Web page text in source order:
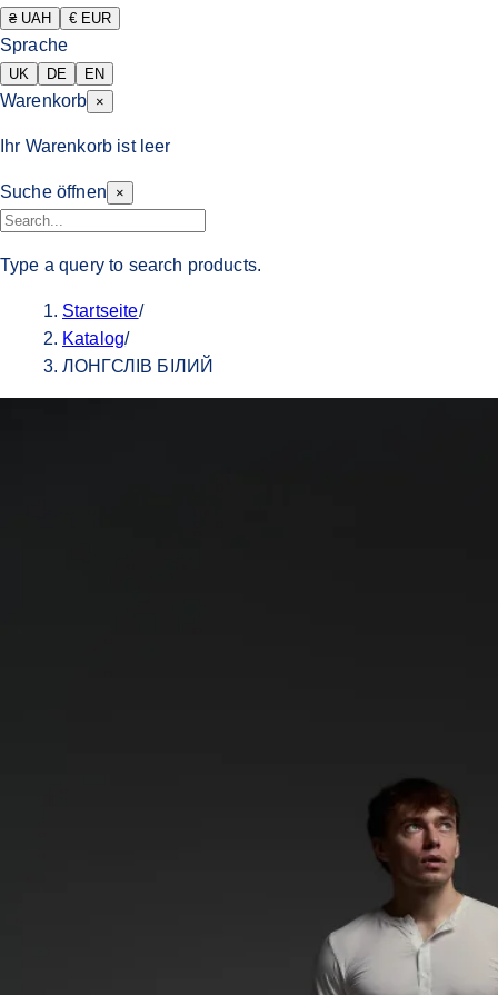
₴ UAH € EUR
Sprache
UK DE EN
Warenkorb ×
Ihr Warenkorb ist leer
Suche öffnen ×
Type a query to search products.
Startseite/
Katalog/
ЛОНГСЛІВ БІЛИЙ